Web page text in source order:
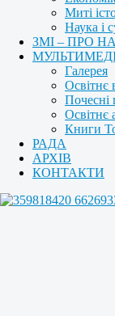
Миті
Наука і
ЗМІ – ПРО
Галерея
Освітнє
Почесні
Освітнє
Книги
РАДА
АРХІВ
КОНТАКТИ